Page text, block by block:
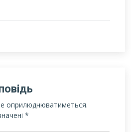
оприлюднюватиметься.
*